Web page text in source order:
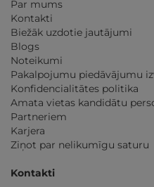
Par mums
Kontakti
Biežāk uzdotie jautājumi
Blogs
Noteikumi
Pakalpojumu piedāvājumu
Konfidencialitātes politika
Amata vietas kandidātu
Partneriem
Karjera
Ziņot par nelikumīgu saturu
Kontakti